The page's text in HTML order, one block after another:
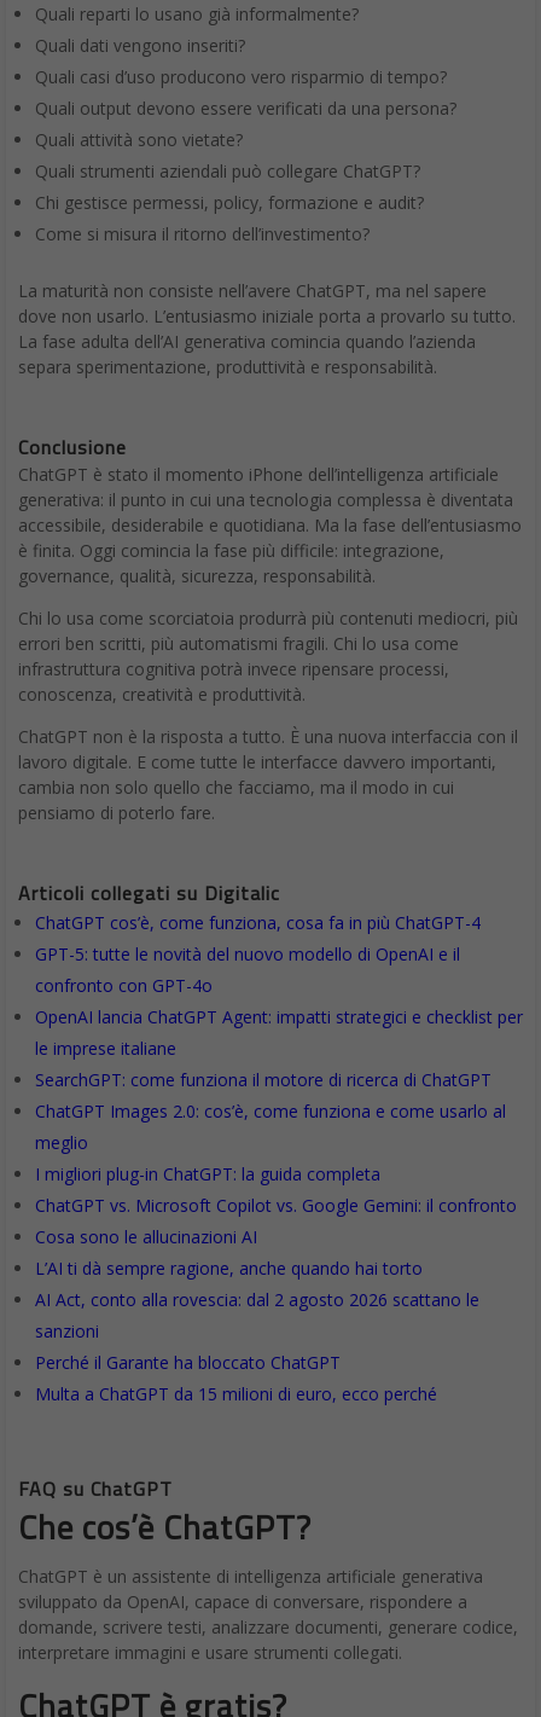
Quali reparti lo usano già informalmente?
Quali dati vengono inseriti?
Quali casi d’uso producono vero risparmio di tempo?
Quali output devono essere verificati da una persona?
Quali attività sono vietate?
Quali strumenti aziendali può collegare ChatGPT?
Chi gestisce permessi, policy, formazione e audit?
Come si misura il ritorno dell’investimento?
La maturità non consiste nell’avere ChatGPT, ma nel sapere
dove non usarlo. L’entusiasmo iniziale porta a provarlo su tutto.
La fase adulta dell’AI generativa comincia quando l’azienda
separa sperimentazione, produttività e responsabilità.
Conclusione
ChatGPT è stato il momento iPhone dell’intelligenza artificiale
generativa: il punto in cui una tecnologia complessa è diventata
accessibile, desiderabile e quotidiana. Ma la fase dell’entusiasmo
è finita. Oggi comincia la fase più difficile: integrazione,
governance, qualità, sicurezza, responsabilità.
Chi lo usa come scorciatoia produrrà più contenuti mediocri, più
errori ben scritti, più automatismi fragili. Chi lo usa come
infrastruttura cognitiva potrà invece ripensare processi,
conoscenza, creatività e produttività.
ChatGPT non è la risposta a tutto. È una nuova interfaccia con il
lavoro digitale. E come tutte le interfacce davvero importanti,
cambia non solo quello che facciamo, ma il modo in cui
pensiamo di poterlo fare.
Articoli collegati su Digitalic
ChatGPT cos’è, come funziona, cosa fa in più ChatGPT-4
GPT-5: tutte le novità del nuovo modello di OpenAI e il
confronto con GPT-4o
OpenAI lancia ChatGPT Agent: impatti strategici e checklist per
le imprese italiane
SearchGPT: come funziona il motore di ricerca di ChatGPT
ChatGPT Images 2.0: cos’è, come funziona e come usarlo al
meglio
I migliori plug-in ChatGPT: la guida completa
ChatGPT vs. Microsoft Copilot vs. Google Gemini: il confronto
Cosa sono le allucinazioni AI
L’AI ti dà sempre ragione, anche quando hai torto
AI Act, conto alla rovescia: dal 2 agosto 2026 scattano le
sanzioni
Perché il Garante ha bloccato ChatGPT
Multa a ChatGPT da 15 milioni di euro, ecco perché
FAQ su ChatGPT
Che cos’è ChatGPT?
ChatGPT è un assistente di intelligenza artificiale generativa
sviluppato da OpenAI, capace di conversare, rispondere a
domande, scrivere testi, analizzare documenti, generare codice,
interpretare immagini e usare strumenti collegati.
ChatGPT è gratis?